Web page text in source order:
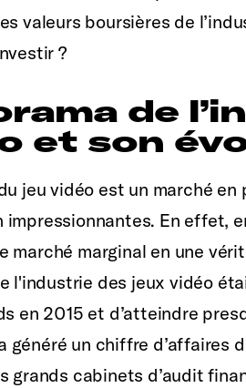
valeurs boursières de
?
de
et son
jeu vidéo est un marché
impressionnantes. En effet,
marché marginal en une
l'industrie des jeux vidéo
en 2015 et d’atteindre
généré un chiffre d’affaires
grands cabinets d’audit